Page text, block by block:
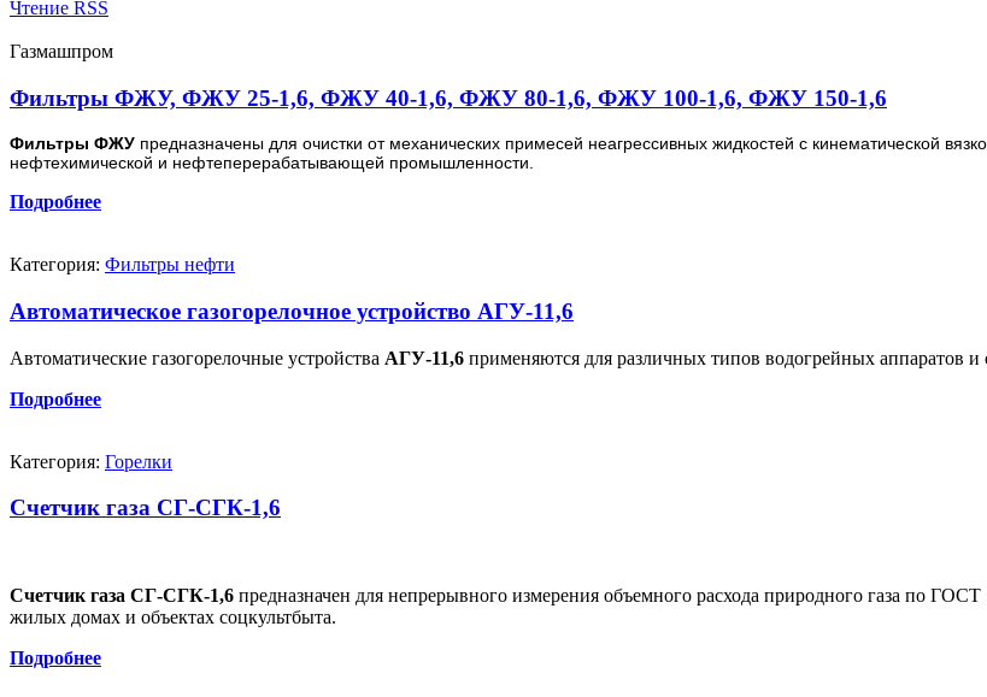
Чтение RSS
Газмашпром
Фильтры ФЖУ, ФЖУ 25-1,6, ФЖУ 40-1,6, ФЖУ 80-1,6, ФЖУ 100-1,6, ФЖУ 150-1,6
Фильтры ФЖУ предназначены для очистки от механических примесей неагрессивных жидкостей с кинематической
нефтехимической и нефтеперерабатывающей промышленности.
Подробнее
Категория: Фильтры нефти
Автоматическое газогорелочное устройство АГУ-11,6
Автоматические газогорелочные устройства АГУ-11,6 применяются для различных типов водогрейных аппаратов и
Подробнее
Категория: Горелки
Счетчик газа СГ-СГК-1,6
Счетчик газа СГ-СГК-1,6 предназначен для непрерывного измерения объемного расхода природного газа по
жилых домах и объектах соцкультбыта.
Подробнее